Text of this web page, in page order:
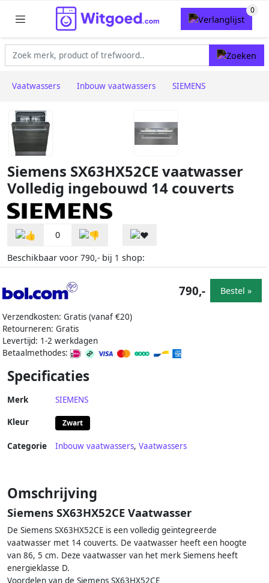
Vaatwassers Inbouw vaatwassers SIEMENS
Siemens SX63HX52CE vaatwasser
Volledig ingebouwd 14 couverts
0
Beschikbaar voor 790,- bij 1 shop:
Verzendkosten: Gratis (vanaf €20)
Retourneren: Gratis
Levertijd: 1-2 werkdagen
Betaalmethodes:
790,- Bestel »
Specificaties
Merk SIEMENS
Kleur Zwart
Categorie Inbouw vaatwassers, Vaatwassers
Omschrijving
Siemens SX63HX52CE Vaatwasser
De Siemens SX63HX52CE is een volledig geïntegreerde
vaatwasser met 14 couverts. De vaatwasser heeft een hoogte
van 86, 5 cm. Deze vaatwasser van het merk Siemens heeft
energieklasse D.
Voordelen van de Siemens SX63HX52CE